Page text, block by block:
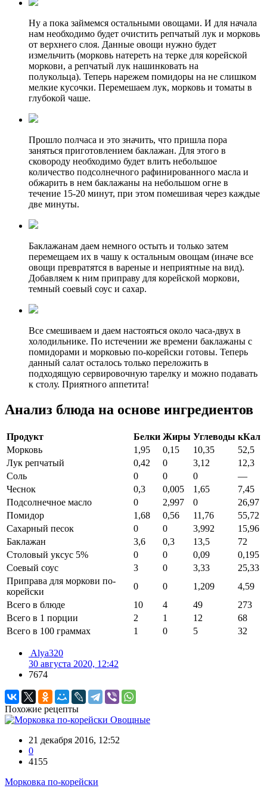
Ну а пока займемся остальными овощами. И для начала
нам необходимо будет очистить репчатый лук и морковь
от верхнего слоя. Данные овощи нужно будет
измельчить (морковь натереть на терке для корейской
моркови, а репчатый лук нашинковать на
полукольца). Теперь нарежем помидоры на не слишком
мелкие кусочки. Перемешаем лук, морковь и томаты в
глубокой чаше.
Прошло полчаса и это значить, что пришла пора
заняться приготовлением баклажан. Для этого в
сковороду необходимо будет влить небольшое
количество подсолнечного рафинированного масла и
обжарить в нем баклажаны на небольшом огне в
течение 15-20 минут, при этом помешивая через каждые
две минуты.
Баклажанам даем немного остыть и только затем
перемещаем их в чашу к остальным овощам (иначе все
овощи превратятся в вареные и неприятные на вид).
Добавляем к ним приправу для корейской моркови,
темный соевый соус и сахар.
Все смешиваем и даем настояться около часа-двух в
холодильнике. По истечении же времени баклажаны с
помидорами и морковью по-корейски готовы. Теперь
данный салат осталось только переложить в
подходящую сервировочную тарелку и можно подавать
к столу. Приятного аппетита!
Анализ блюда на основе ингредиентов
Продукт Белки Жиры Углеводы кКал
Морковь
1,95 0,15 10,35
52,5
Лук репчатый
0,42 0 3,12
12,3
Соль
0 0 0
—
Чеснок
0,3 0,005 1,65
7,45
Подсолнечное масло
0 2,997 0
26,97
Помидор
1,68 0,56 11,76
55,72
Сахарный песок
0 0 3,992
15,96
Баклажан
3,6 0,3 13,5
72
Столовый уксус 5%
0 0 0,09
0,195
Соевый соус
3 0 3,33
25,33
Приправа для моркови по-
корейски
0 0 1,209
4,59
Всего в блюде
10 4 49
273
Всего в 1 порции
2 1 12
68
Всего в 100 граммах
1 0 5 32
Alya320
30 августа 2020, 12:42
7674
Похожие рецепты
Овощные
21 декабря 2016, 12:52
0
4155
Морковка по-корейски